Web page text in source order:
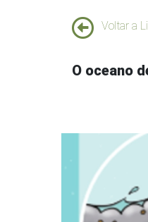
Voltar a
O oceano